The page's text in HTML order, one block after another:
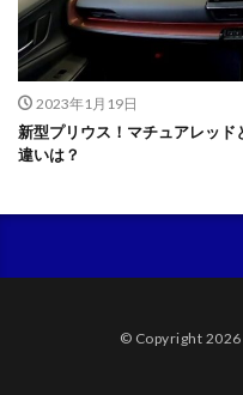
2023年1月19日
新型プリウス！マチュアレッド
違いは？
© Copyright 2026